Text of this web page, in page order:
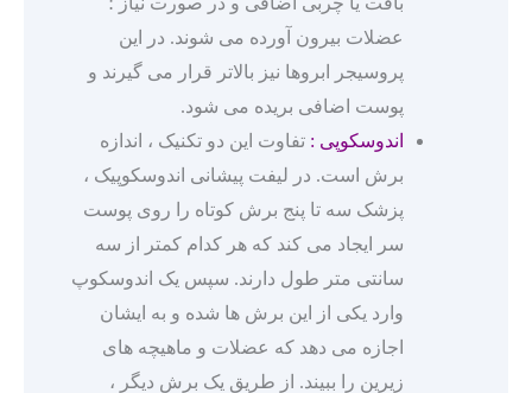
عضلات بیرون آورده می شوند. در این
پروسیجر ابروها نیز بالاتر قرار می گیرند و
پوست اضافی بریده می شود.
اندوسکوپی : تفاوت این دو تکنیک ، اندازه
برش است. در لیفت پیشانی اندوسکوپیک ،
پزشک سه تا پنج برش کوتاه را روی پوست
سر ایجاد می کند که هر کدام کمتر از سه
سانتی متر طول دارند. سپس یک اندوسکوپ
وارد یکی از این برش ها شده و به ایشان
اجازه می دهد که عضلات و ماهیچه های
زیرین را ببیند. از طریق یک برش دیگر ،